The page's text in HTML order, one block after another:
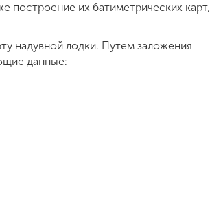
построение их батиметрических карт,
надувной лодки. Путем заложения
данные: